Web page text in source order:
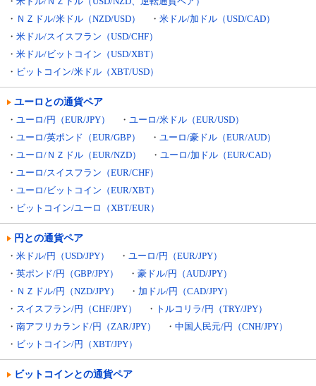
・ ＮＺドル/米ドル（NZD/USD） ・ 米ドル/加ドル（USD/CAD）
・ 米ドル/スイスフラン（USD/CHF）
・ 米ドル/ビットコイン（USD/XBT）
・ ビットコイン/米ドル（XBT/USD）
ユーロとの通貨ペア
・ ユーロ/円（EUR/JPY） ・ ユーロ/米ドル（EUR/USD）
・ ユーロ/英ポンド（EUR/GBP） ・ ユーロ/豪ドル（EUR/AUD）
・ ユーロ/ＮＺドル（EUR/NZD） ・ ユーロ/加ドル（EUR/CAD）
・ ユーロ/スイスフラン（EUR/CHF）
・ ユーロ/ビットコイン（EUR/XBT）
・ ビットコイン/ユーロ（XBT/EUR）
円との通貨ペア
・ 米ドル/円（USD/JPY） ・ ユーロ/円（EUR/JPY）
・ 英ポンド/円（GBP/JPY） ・ 豪ドル/円（AUD/JPY）
・ ＮＺドル/円（NZD/JPY） ・ 加ドル/円（CAD/JPY）
・ スイスフラン/円（CHF/JPY） ・ トルコリラ/円（TRY/JPY）
・ 南アフリカランド/円（ZAR/JPY） ・ 中国人民元/円（CNH/JPY）
・ ビットコイン/円（XBT/JPY）
ビットコインとの通貨ペア